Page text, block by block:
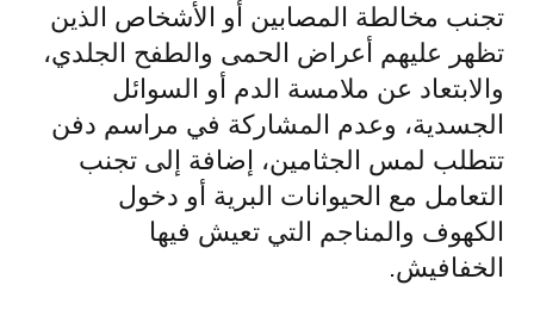
تجنب مخالطة المصابين أو الأشخاص الذين
تظهر عليهم أعراض الحمى والطفح الجلدي،
والابتعاد عن ملامسة الدم أو السوائل
الجسدية، وعدم المشاركة في مراسم دفن
تتطلب لمس الجثامين، إضافة إلى تجنب
التعامل مع الحيوانات البرية أو دخول
الكهوف والمناجم التي تعيش فيها
الخفافيش.